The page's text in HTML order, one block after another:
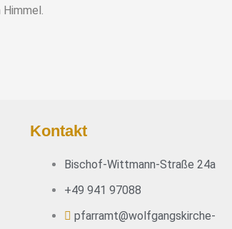
Kontakt
Bischof-Wittmann-Straße 24a
+49 941 97088
pfarramt@wolfgangskirche-